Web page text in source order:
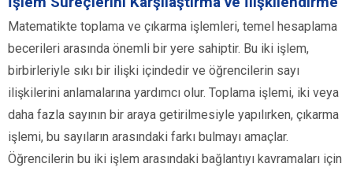
Matematikte toplama ve çıkarma işlemleri, temel hesaplama
becerileri arasında önemli bir yere sahiptir. Bu iki işlem,
birbirleriyle sıkı bir ilişki içindedir ve öğrencilerin sayı
ilişkilerini anlamalarına yardımcı olur. Toplama işlemi, iki veya
daha fazla sayının bir araya getirilmesiyle yapılırken, çıkarma
işlemi, bu sayıların arasındaki farkı bulmayı amaçlar.
Öğrencilerin bu iki işlem arasındaki bağlantıyı kavramaları için